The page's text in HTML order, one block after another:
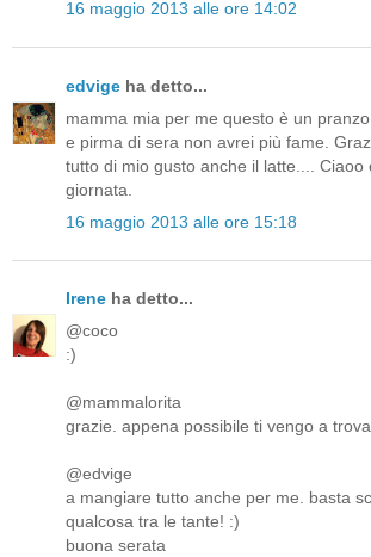
16 maggio 2013 alle ore 14:02
edvige ha detto...
mamma mia per me questo è un
e pirma di sera non avrei più fame.
tutto di mio gusto anche il latte.... Ciaoo
giornata.
16 maggio 2013 alle ore 15:18
Irene ha detto...
@coco
:)
@mammalorita
grazie. appena possibile ti vengo a
@edvige
a mangiare tutto anche per me. basta
qualcosa tra le tante! :)
buona serata